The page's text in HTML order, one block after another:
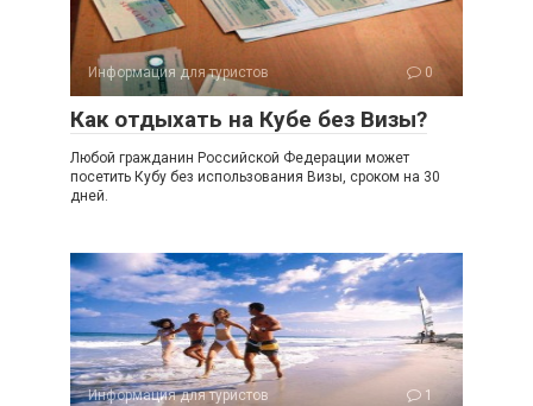
Информация для туристов 0
Как отдыхать на Кубе без Визы?
Любой гражданин Российской Федерации может
посетить Кубу без использования Визы, сроком на 30
дней.
Информация для туристов 1